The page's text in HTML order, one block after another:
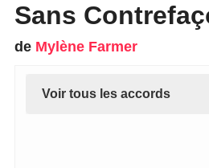
Sans
de Mylène Farmer
Voir tous les accords